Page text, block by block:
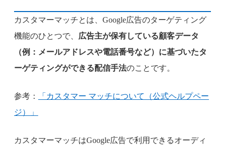
カスタマーマッチとは、Google広告のターゲティング
機能のひとつで、 広告主が保有している顧客データ
（例：メールアドレスや電話番号など）に基づいたタ
ーゲティングができる配信手法のことです。
参考：
「カスタマー マッチについて（公式ヘルプペー
ジ）」
カスタマーマッチはGoogle広告で利用できるオーディ